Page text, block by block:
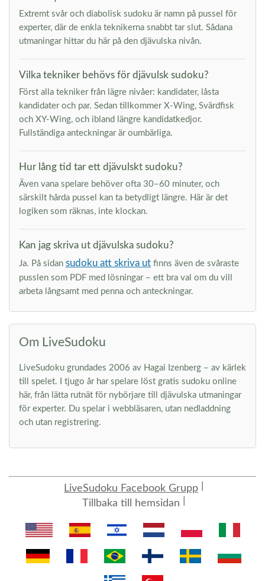
Extremt svår och diabolisk sudoku är namn på pussel för
experter, där de enkla teknikerna snabbt tar slut. Sådana
utmaningar hittar du här på den djävulska nivån.
Vilka tekniker behövs för djävulsk sudoku?
Först alla tekniker från lägre nivåer: kandidater, låsta
kandidater och par. Sedan tillkommer X-Wing, Svärdfisk
och XY-Wing, och ibland längre kandidatkedjor.
Fullständiga anteckningar är oumbärliga.
Hur lång tid tar ett djävulskt sudoku?
Även vana spelare behöver ofta 30–60 minuter, och
särskilt hårda pussel kan ta betydligt längre. Här är det
logiken som räknas, inte klockan.
Kan jag skriva ut djävulska sudoku?
Ja. På sidan sudoku att skriva ut finns även de svåraste
pusslen som PDF med lösningar – ett bra val om du vill
arbeta långsamt med penna och anteckningar.
Om LiveSudoku
LiveSudoku grundades 2006 av Hagai Izenberg – av kärlek
till spelet. I tjugo år har spelare löst gratis sudoku online
här, från lätta rutnät för nybörjare till djävulska utmaningar
för experter. Du spelar i webbläsaren, utan nedladdning
och utan registrering.
LiveSudoku Facebook Grupp
Tillbaka till hemsidan